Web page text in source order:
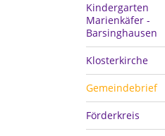
Kindergarten
Marienkäfer -
Barsinghausen
Klosterkirche
Gemeindebrief
Förderkreis